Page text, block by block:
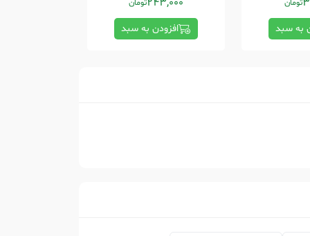
تومان
به سبد
243,000تومان
افزودن به سبد